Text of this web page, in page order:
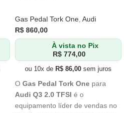
Gas Pedal Tork One Audi
R$ 860,00
À vista no Pix
R$ 774,00
ou 10x de R$ 86,00 sem juros
O Gas Pedal Tork One para
Audi Q3 2.0 TFSI é o
equipamento líder de vendas no